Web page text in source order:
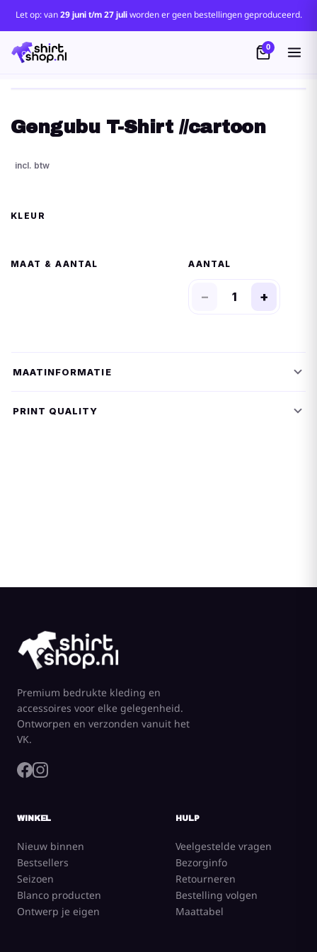
Let op: van29 juni t/m 27 juliworden er geen bestellingen geproduceerd.
0
Gengubu T-Shirt //cartoon
MAAT
− +
MAATINFORMATIE
PRINT QUALITY
Premium bedrukte kleding en
accessoires voor elke gelegenheid.
Ontworpen en verzonden vanuit het
VK.
WINKEL
Nieuw binnen
Bestsellers
Seizoen
Blanco producten
Ontwerp je eigen
HULP
Veelgestelde vragen
Bezorginfo
Retourneren
Bestelling volgen
Maattabel